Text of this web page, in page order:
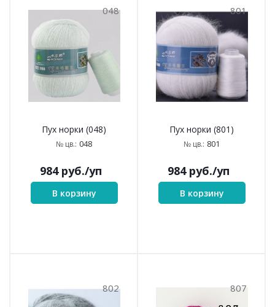
048
Пух норки (048)
№ цв.: 048
984руб./уп
В корзину
801
Пух норки (801)
№ цв.: 801
984руб./уп
В корзину
802 807